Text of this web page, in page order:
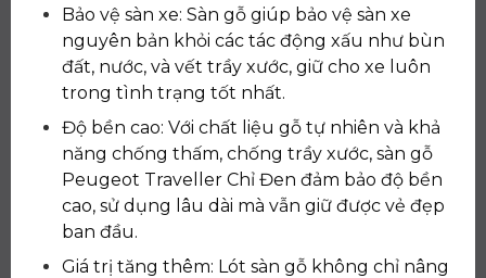
Bảo vệ sàn xe: Sàn gỗ giúp bảo vệ sàn xe
nguyên bản khỏi các tác động xấu như bùn
đất, nước, và vết trầy xước, giữ cho xe luôn
trong tình trạng tốt nhất.
Độ bền cao: Với chất liệu gỗ tự nhiên và khả
năng chống thấm, chống trầy xước, sàn gỗ
Peugeot Traveller Chỉ Đen đảm bảo độ bền
cao, sử dụng lâu dài mà vẫn giữ được vẻ đẹp
ban đầu.
Giá trị tăng thêm: Lót sàn gỗ không chỉ nâng